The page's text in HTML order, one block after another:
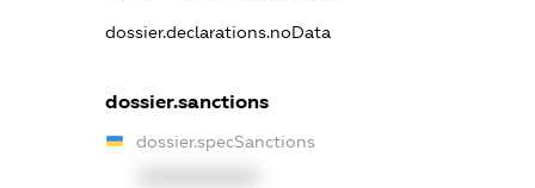
dossier.declarations.noData
dossier.sanctions
dossier.specSanctions